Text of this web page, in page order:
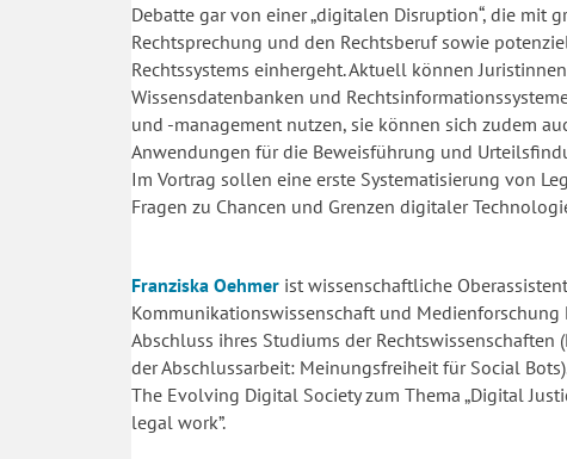
Debatte gar von einer „digitalen Disruption“, die mit
Rechtsprechung und den Rechtsberuf sowie
Rechtssystems einhergeht. Aktuell können
Wissensdatenbanken und
und -management nutzen, sie können sich zudem
Anwendungen für die Beweisführung und
Im Vortrag sollen eine erste Systematisierung von
Fragen zu Chancen und Grenzen digitaler
Franziska Oehmer ist wissenschaftliche
Kommunikationswissenschaft und Medienforschung
Abschluss ihres Studiums der
der Abschlussarbeit: Meinungsfreiheit für Social
The Evolving Digital Society zum Thema „Digital
legal work”.